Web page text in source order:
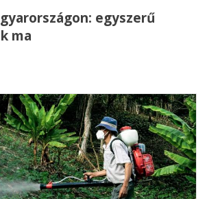
egyszerű
ma